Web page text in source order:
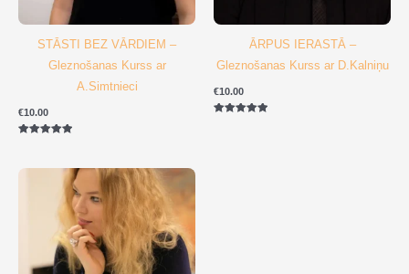
STĀSTI BEZ VĀRDIEM –
Gleznošanas Kurss ar
A.Simtnieci
€10.00
no 5
ĀRPUS IERASTĀ –
Gleznošanas Kurss ar D.Kalniņu
€10.00